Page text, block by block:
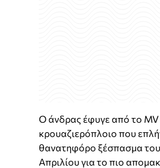
Ο άνδρας έφυγε από το
κρουαζιερόπλοιο που
θανατηφόρο ξέσπασμα του
Απριλίου για το πιο